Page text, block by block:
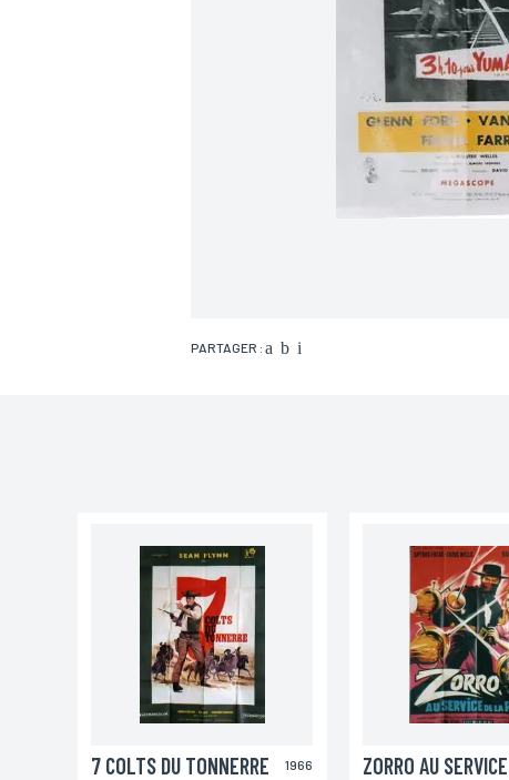
PARTAGER :
Adresse
Ville
Lieu de livraison*
1966
7 COLTS DU TONNERRE